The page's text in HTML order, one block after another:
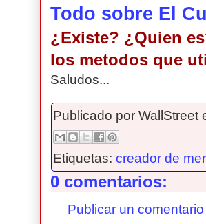
Todo sobre El
¿Existe? ¿Quien
los metodos que
Saludos...
Publicado porWallStreet
Etiquetas:creador de
0 comentarios:
Publicar un comentario